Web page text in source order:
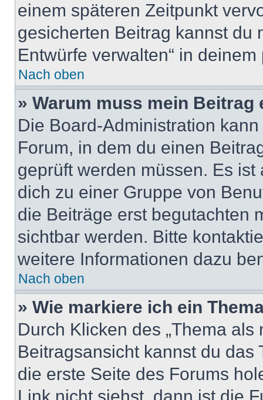
einem späteren Zeitpunkt
gesicherten Beitrag kannst du
Entwürfe verwalten“ in
Nach oben
» Warum muss mein
Die Board-Administration
Forum, in dem du einen
geprüft werden müssen. Es
dich zu einer Gruppe von
die Beiträge erst begutachten
sichtbar werden. Bitte
weitere Informationen dazu
Nach oben
» Wie markiere ich ein
Durch Klicken des „Thema
Beitragsansicht kannst du
die erste Seite des Forums